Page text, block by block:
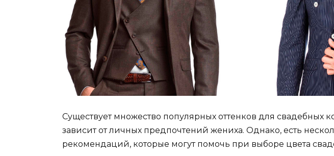
Существует множество популярных оттенков для свадебных
зависит от личных предпочтений жениха. Однако, есть
рекомендаций, которые могут помочь при выборе цвета